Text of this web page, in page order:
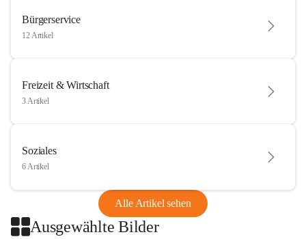
Bürgerservice
12 Artikel
Freizeit & Wirtschaft
3 Artikel
Soziales
6 Artikel
Alle Artikel sehen
Ausgewählte Bilder